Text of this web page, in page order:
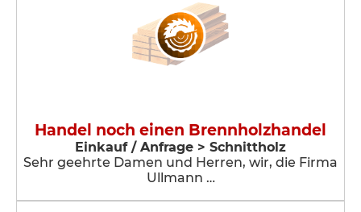
Handel noch einen Brennholzhandel
Einkauf / Anfrage > Schnittholz
Sehr geehrte Damen und Herren, wir, die Firma
Ullmann …